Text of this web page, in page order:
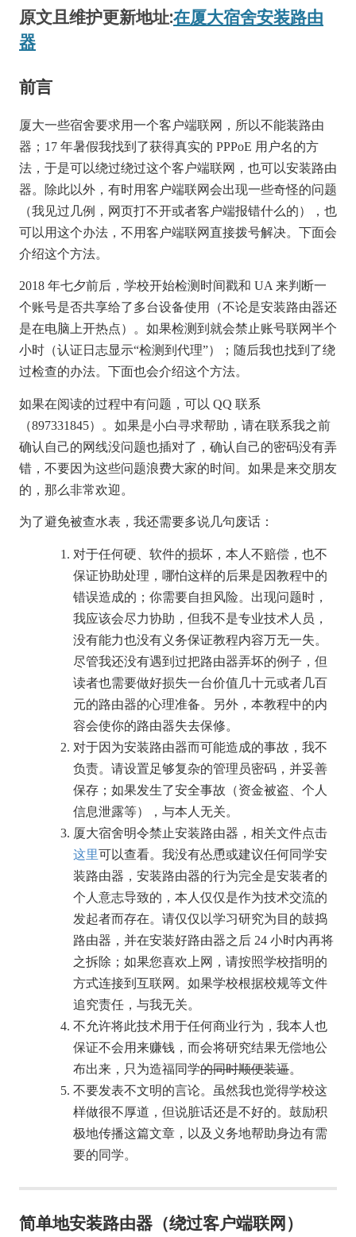
原文且维护更新地址:在厦大宿舍安装路由
器
前言
厦大一些宿舍要求用一个客户端联网，所以不能装路由
器；17 年暑假我找到了获得真实的 PPPoE 用户名的方
法，于是可以绕过绕过这个客户端联网，也可以安装路由
器。除此以外，有时用客户端联网会出现一些奇怪的问题
（我见过几例，网页打不开或者客户端报错什么的），也
可以用这个办法，不用客户端联网直接拨号解决。下面会
介绍这个方法。
2018 年七夕前后，学校开始检测时间戳和 UA 来判断一
个账号是否共享给了多台设备使用（不论是安装路由器还
是在电脑上开热点）。如果检测到就会禁止账号联网半个
小时（认证日志显示“检测到代理”）；随后我也找到了绕
过检查的办法。下面也会介绍这个方法。
如果在阅读的过程中有问题，可以 QQ 联系
（897331845）。如果是小白寻求帮助，请在联系我之前
确认自己的网线没问题也插对了，确认自己的密码没有弄
错，不要因为这些问题浪费大家的时间。如果是来交朋友
的，那么非常欢迎。
为了避免被查水表，我还需要多说几句废话：
对于任何硬、软件的损坏，本人不赔偿，也不
保证协助处理，哪怕这样的后果是因教程中的
错误造成的；你需要自担风险。出现问题时，
我应该会尽力协助，但我不是专业技术人员，
没有能力也没有义务保证教程内容万无一失。
尽管我还没有遇到过把路由器弄坏的例子，但
读者也需要做好损失一台价值几十元或者几百
元的路由器的心理准备。另外，本教程中的内
容会使你的路由器失去保修。
对于因为安装路由器而可能造成的事故，我不
负责。请设置足够复杂的管理员密码，并妥善
保存；如果发生了安全事故（资金被盗、个人
信息泄露等），与本人无关。
厦大宿舍明令禁止安装路由器，相关文件点击
这里可以查看。我没有怂恿或建议任何同学安
装路由器，安装路由器的行为完全是安装者的
个人意志导致的，本人仅仅是作为技术交流的
发起者而存在。请仅仅以学习研究为目的鼓捣
路由器，并在安装好路由器之后 24 小时内再将
之拆除；如果您喜欢上网，请按照学校指明的
方式连接到互联网。如果学校根据校规等文件
追究责任，与我无关。
不允许将此技术用于任何商业行为，我本人也
保证不会用来赚钱，而会将研究结果无偿地公
布出来，只为造福同学的同时顺便装逼。
不要发表不文明的言论。虽然我也觉得学校这
样做很不厚道，但说脏话还是不好的。鼓励积
极地传播这篇文章，以及义务地帮助身边有需
要的同学。
简单地安装路由器（绕过客户端联网）